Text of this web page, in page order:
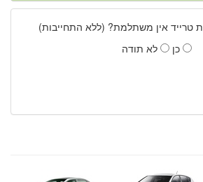
טרייד אין משתלמת? (ללא התחייבות)
כן
לא תודה